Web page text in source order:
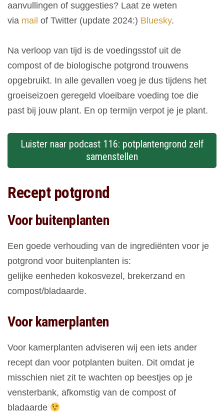
aanvullingen of suggesties? Laat ze weten
via mail of Twitter (update 2024:) Bluesky.
Na verloop van tijd is de voedingsstof uit de
compost of de biologische potgrond trouwens
opgebruikt. In alle gevallen voeg je dus tijdens het
groeiseizoen geregeld vloeibare voeding toe die
past bij jouw plant. En op termijn verpot je je plant.
Luister naar podcast 116: potplantengrond zelf
samenstellen
Recept potgrond
Voor buitenplanten
Een goede verhouding van de ingrediënten voor je
potgrond voor buitenplanten is:
gelijke eenheden kokosvezel, brekerzand en
compost/bladaarde.
Voor kamerplanten
Voor kamerplanten adviseren wij een iets ander
recept dan voor potplanten buiten. Dit omdat je
misschien niet zit te wachten op beestjes op je
vensterbank, afkomstig van de compost of
bladaarde